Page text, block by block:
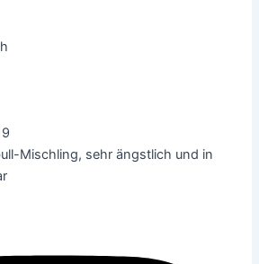
Mischling, sehr ängstlich und in